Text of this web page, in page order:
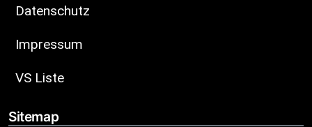
Datenschutz
Impressum
VS Liste
Sitemap